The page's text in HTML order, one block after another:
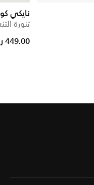
نايكي
تنورة
449.00 ر.س